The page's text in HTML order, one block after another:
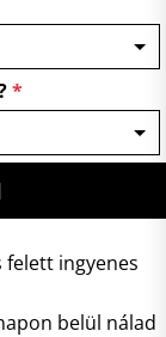
*
felett ingyenes
belül nálad